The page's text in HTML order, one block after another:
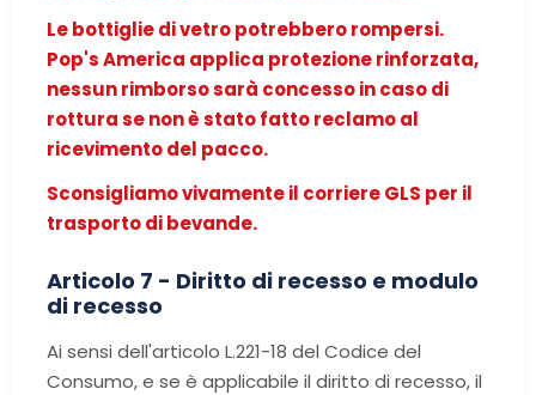
Le bottiglie di vetro potrebbero rompersi.
Pop's America applica protezione rinforzata,
nessun rimborso sarà concesso in caso di
rottura se non è stato fatto reclamo al
ricevimento del pacco.
Sconsigliamo vivamente il corriere GLS per il
trasporto di bevande.
Articolo 7 - Diritto di recesso e modulo
di recesso
Ai sensi dell'articolo L.221-18 del Codice del
Consumo, e se è applicabile il diritto di recesso, il